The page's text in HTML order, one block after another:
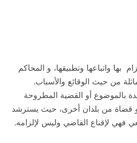
بها واتباعها وتطبيقها، و المحاكم
من حيث الوقائع والأسباب.
بالموضوع أو القضية المطروحة
قضاة من بلدان أخرى، حيث يسترشد
لإقناع القاضي وليس لإلزامه.